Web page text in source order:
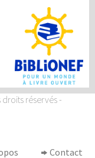
réservés-
Contact